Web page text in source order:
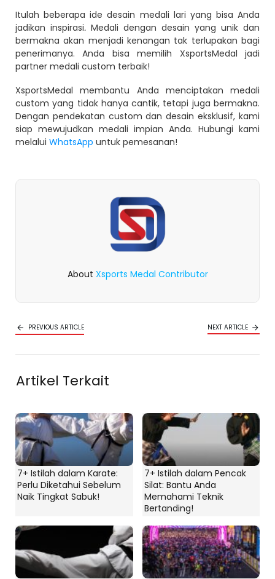
Itulah beberapa ide desain medali lari yang bisa Anda
jadikan inspirasi. Medali dengan desain yang unik dan
bermakna akan menjadi kenangan tak terlupakan bagi
penerimanya. Anda bisa memilih XsportsMedal jadi
partner medali custom terbaik!
XsportsMedal membantu Anda menciptakan medali
custom yang tidak hanya cantik, tetapi juga bermakna.
Dengan pendekatan custom dan desain eksklusif, kami
siap mewujudkan medali impian Anda. Hubungi kami
melalui WhatsApp untuk pemesanan!
About Xsports Medal Contributor
PREVIOUS ARTICLE NEXT ARTICLE
Artikel Terkait
7+ Istilah dalam Karate:
Perlu Diketahui Sebelum
Naik Tingkat Sabuk!
7+ Istilah dalam Pencak
Silat: Bantu Anda
Memahami Teknik
Bertanding!